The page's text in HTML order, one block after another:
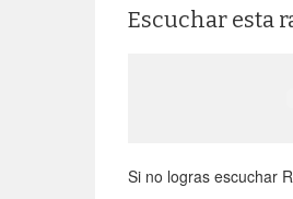
Escuchar esta
Si no logras escuchar